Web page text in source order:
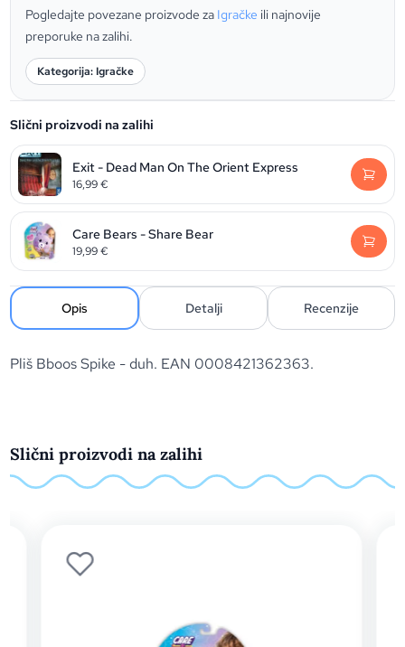
Pogledajte povezane proizvode za Igračke ili najnovije
preporuke na zalihi.
Kategorija: Igračke
Slični proizvodi na zalihi
Exit - Dead Man On The Orient Express
16,99€
Care Bears - Share Bear
19,99€
Opis Detalji Recenzije
Pliš Bboos Spike - duh. EAN 0008421362363.
Slični proizvodi na zalihi